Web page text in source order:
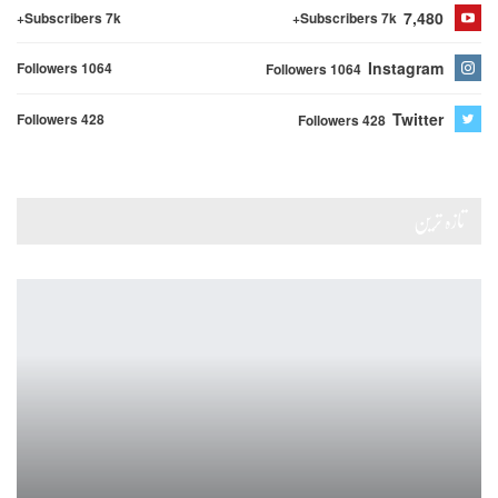
7,480
Subscribers 7k+
Subscribers 7k+
Instagram
Followers 1064
Followers 1064
Twitter
Followers 428
Followers 428